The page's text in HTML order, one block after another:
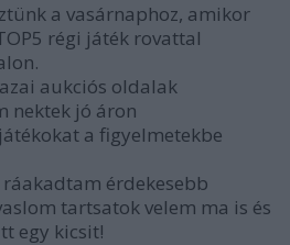
a vasárnaphoz, amikor
régi játék rovattal
aukciós oldalak
nektek jó áron
a figyelmetekbe
ráakadtam érdekesebb
tartsatok velem ma is és
egy kicsit!